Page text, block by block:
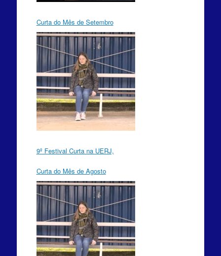
Curta do Mês de Setembro
9º Festival Curta na UERJ,
Curta do Mês de Agosto